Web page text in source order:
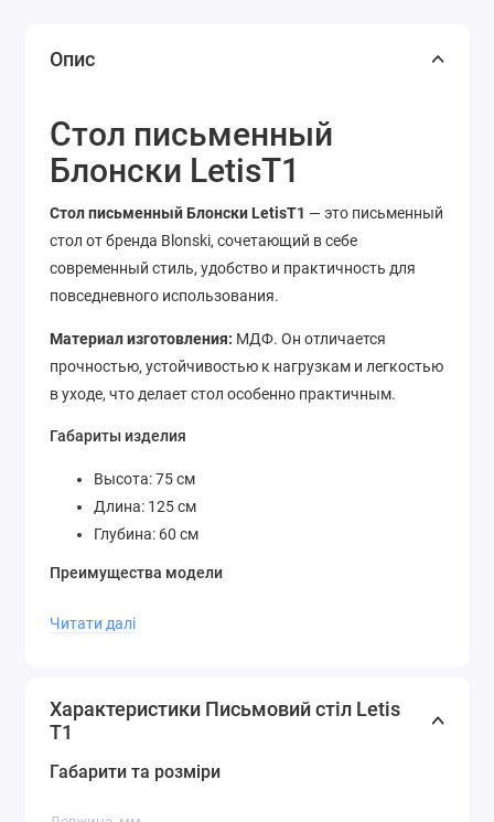
Опис
Стол письменный
Блонски LetisT1
Стол письменный Блонски LetisT1 — это письменный
стол от бренда Blonski, сочетающий в себе
современный стиль, удобство и практичность для
повседневного использования.
Материал изготовления: МДФ. Он отличается
прочностью, устойчивостью к нагрузкам и легкостью
в уходе, что делает стол особенно практичным.
Габариты изделия
Высота: 75 см
Длина: 125 см
Глубина: 60 ​​см
Преимущества модели
Удобная высота для комфортной посадки
Просторная столешница для письма и работы
Стол письменный Блонски LetisT1 идеально впишется
в современный интерьер, обеспечивая комфорт и
Читати далі
Характеристики Письмовий стіл Letis
T1
Габарити та розміри